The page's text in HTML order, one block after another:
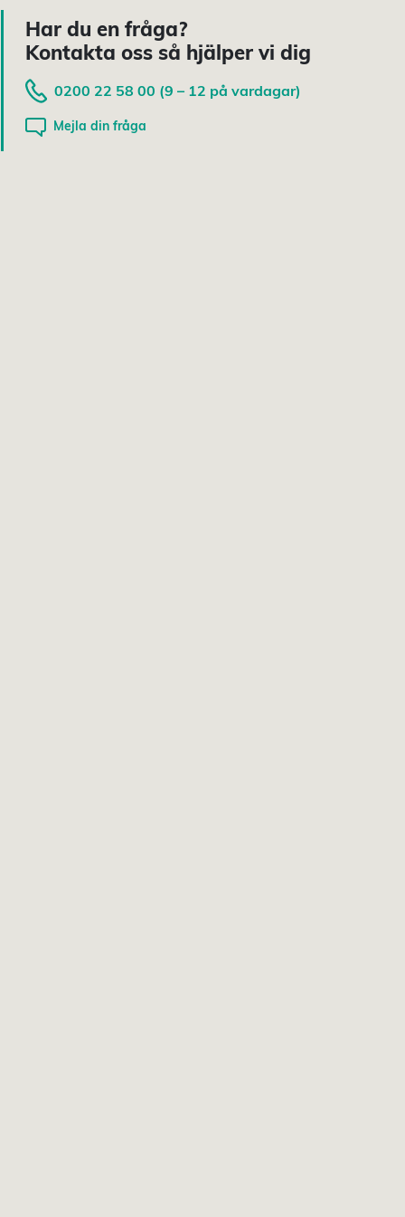
Har du en fråga?
Kontakta oss så hjälper vi dig
0200 22 58 00 (9 – 12 på vardagar)
Mejla din fråga